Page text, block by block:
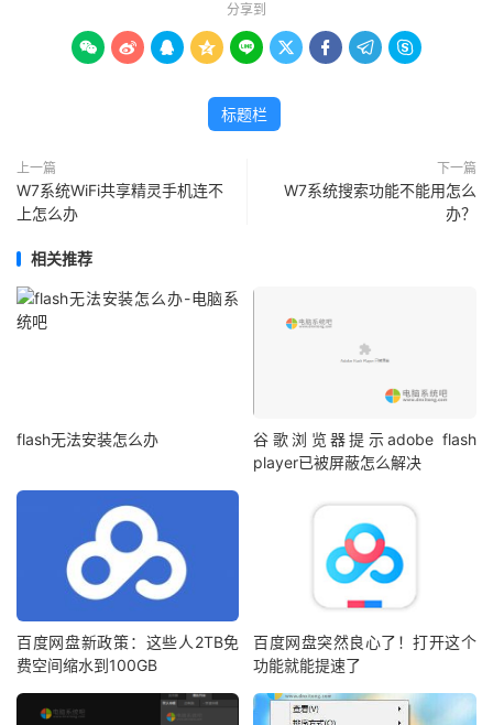
分享到
        
标题栏
上一篇
W7系统WiFi共享精灵手机连不
上怎么办
下一篇
W7系统搜索功能不能用怎么
办？
相关推荐
flash无法安装怎么办
谷歌浏览器提示adobe flash
player已被屏蔽怎么解决
百度网盘新政策：这些人2TB免
费空间缩水到100GB
百度网盘突然良心了！打开这个
功能就能提速了